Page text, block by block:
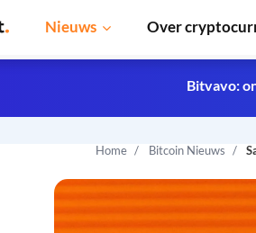
Nieuws Over
Home Bitcoin Nieuws
Bitvavo: